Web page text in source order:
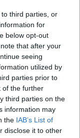
third parties, or
for
below opt-out
that after your
seeing
utilized by
parties prior to
of the further
third parties on the
information may
the IAB’s List of
disclose it to other
quote, che
a4
Rodgers
Sun, porge ai suoi
non suona
poi quanto
di panchine con
alReal Madrid
stavolta,
stagione. Ipotesi
esattamente